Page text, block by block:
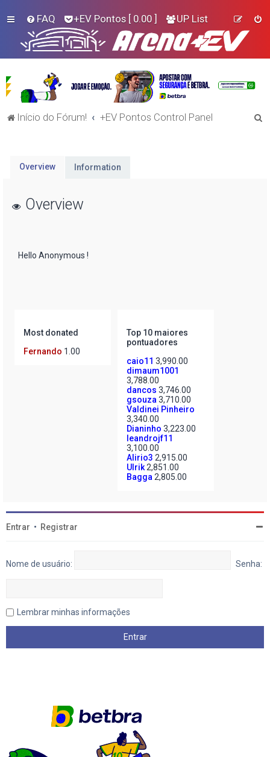
FAQ +EV Pontos [ 0.00 ] UP List
Início do Fórum! +EV Pontos Control Panel
Overview Information
Overview
Hello Anonymous !
Most donated
Fernando 1.00
Top 10 maiores
pontuadores
caio11 3,990.00
dimaum1001
3,788.00
dancos 3,746.00
gsouza 3,710.00
Valdinei Pinheiro
3,340.00
Dianinho 3,223.00
leandrojf11
3,100.00
Alirio3 2,915.00
Ulrik 2,851.00
Bagga 2,805.00
Entrar • Registrar
Nome de usuário: Senha:
Lembrar minhas informações